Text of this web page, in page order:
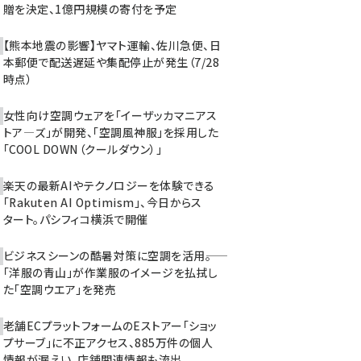
贈を決定、1億円規模の寄付を予定
【熊本地震の影響】ヤマト運輸、佐川急便、日
本郵便で配送遅延や集配停止が発生（7/28
時点）
女性向け空調ウェアを「イーザッカマニアス
トア―ズ」が開発、「空調風神服」を採用した
「COOL DOWN（クールダウン）」
楽天の最新AIやテクノロジーを体験できる
「Rakuten AI Optimism」、今日からス
タート。パシフィコ横浜で開催
ビジネスシーンの酷暑対策に空調を活用――。
「洋服の青山」が作業服のイメージを払拭し
た「空調ウエア」を発売
老舗ECプラットフォームのEストアー「ショッ
プサーブ」に不正アクセス、885万件の個人